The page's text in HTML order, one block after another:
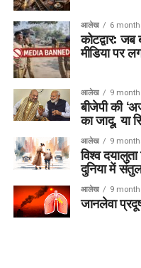
आलेख 6
कोटद्वार:
मीडिया पर
आलेख 9
बीजेपी की
का जादू, या
आलेख 9
विश्व
दुनिया में
आलेख 9
जानलेवा